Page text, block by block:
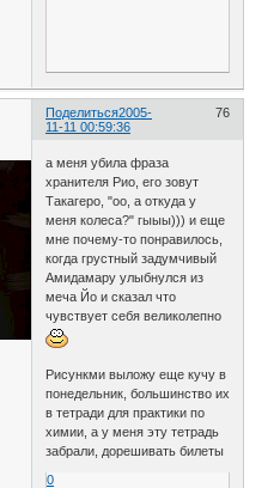
Поделиться 76
2005-
11-11 00:59:36
а меня убила фраза
хранителя Рио, его зовут
Такагеро, "оо, а откуда у
меня колеса?" гыыы))) и еще
мне почему-то понравилось,
когда грустный задумчивый
Амидамару улыбнулся из
меча Йо и сказал что
чувствует себя великолепно
Рисункми выложу еще кучу в
понедельник, большинство их
в тетради для практики по
химии, а у меня эту тетрадь
забрали, дорешивать билеты
0